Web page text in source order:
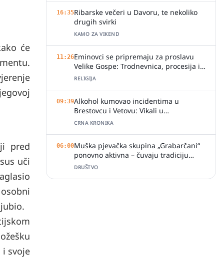
će
pred
uči
svoje
16:35Ribarske večeri u Davoru, te nekoliko
drugih svirki
KAMO ZA VIKEND
11:26Eminovci se pripremaju za proslavu
Velike Gospe: Trodnevnica, procesija i
svečano misno slavlje
RELIGIJA
09:39Alkohol kumovao incidentima u
Brestovcu i Vetovu: Vikali u
ugostiteljskim objektima, jedan zalio
CRNA KRONIKA
06:00Muška pjevačka skupina „Grabarčani“
ponovno aktivna – čuvaju tradiciju
izvornog slavonskog pjevanja
DRUŠTVO